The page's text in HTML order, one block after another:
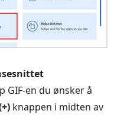
GIF-en du ønsker å
knappen i midten av